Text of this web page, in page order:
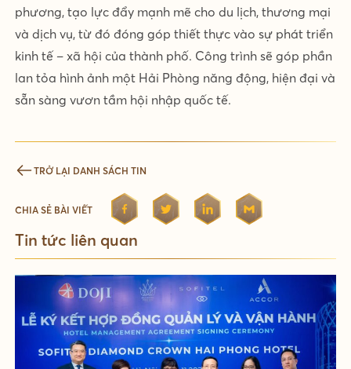
phương, tạo lực đẩy mạnh mẽ cho du lịch, thương mại
và dịch vụ, từ đó đóng góp thiết thực vào sự phát triển
kinh tế – xã hội của thành phố. Công trình sẽ góp phần
lan tỏa hình ảnh một Hải Phòng năng động, hiện đại và
sẵn sàng vươn tầm hội nhập quốc tế.
TRỞ LẠI DANH SÁCH TIN
CHIA SẺ BÀI VIẾT
Tin tức liên quan